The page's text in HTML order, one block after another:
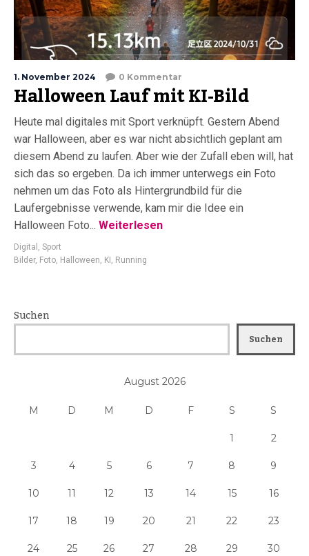
1. November 2024 0 Kommentar
Halloween Lauf mit KI-Bild
Heute mal digitales mit Sport verknüpft. Gestern Abend
war Halloween, aber es war nicht absichtlich geplant am
diesem Abend zu laufen. Aber wie der Zufall eben will, hat
sich das so ergeben. Da ich immer unterwegs ein Foto
nehmen um das Foto als Hintergrundbild für die
Laufergebnisse verwende, kam mir die Idee ein
Halloween Foto... Weiterlesen
Digital , Sport
Bilder, Foto, Halloween, KI , Running
Suchen
Suchen
August 2026
M D M D F S S
1 2
3 4 5 6 7 8 9
10 11 12 13 14 15 16
17 18 19 20 21 22 23
24 25 26 27 28 29 30